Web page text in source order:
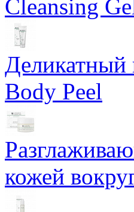
Cleansing
Деликатный
Body Peel
кожей